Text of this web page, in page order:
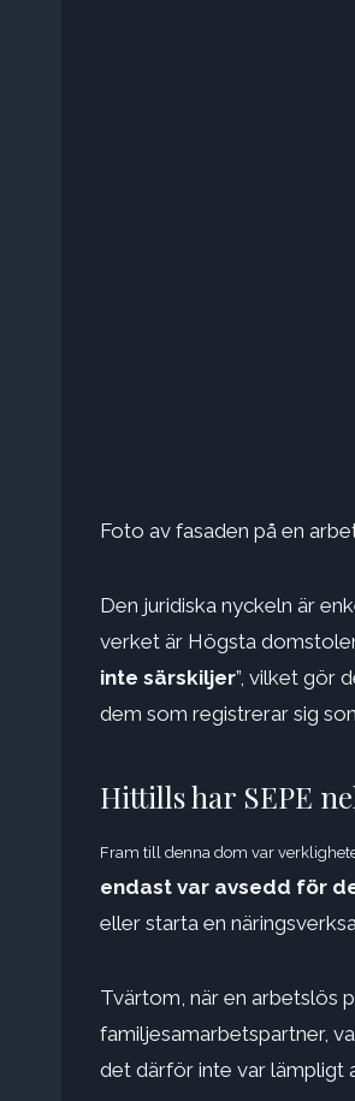
Foto av fasaden på en
Den juridiska nyckeln är
verket är Högsta
inte särskiljer”, vilket gör
dem som registrerar sig
Hittills har SEPE
Fram till denna dom var
endast var avsedd för
eller starta en
Tvärtom, när en arbetslös
familjesamarbetspartner,
det därför inte var lämpligt